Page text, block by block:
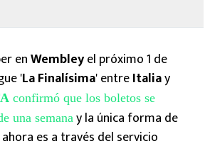
enWembleyel próximo 1 de
'La Finalísima' entreItaliay
confirmó que los boletos se
una semanay la única forma de
es a través del servicio